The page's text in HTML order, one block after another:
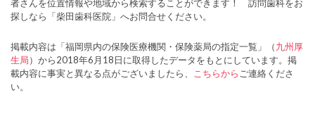
者さんを位置情報や地域から検索することができます！ 訪問歯科をお
探しなら「柴田歯科医院」へお問合せください。
掲載内容は「福岡県内の保険医療機関・保険薬局の指定一覧」（九州厚
生局）から2018年6月18日に取得したデータをもとにしています。掲
載内容に事実と異なる点がございましたら、
こちらから ご連絡くださ
い。